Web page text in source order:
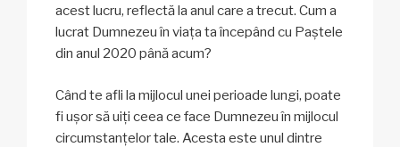
acest lucru, reflectă la anul care a trecut. Cum a
lucrat Dumnezeu în viața ta începând cu Paștele
din anul 2020 până acum?
Când te afli la mijlocul unei perioade lungi, poate
fi ușor să uiți ceea ce face Dumnezeu în mijlocul
circumstanțelor tale. Acesta este unul dintre